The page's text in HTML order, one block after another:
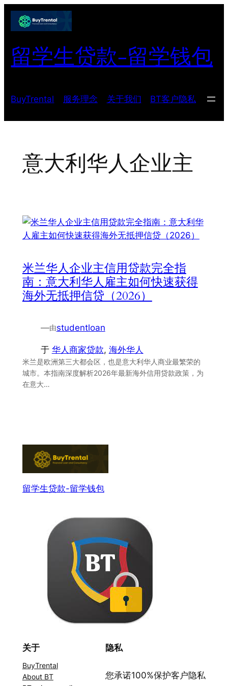
跳
留学生贷款-留学钱包
BuyTrental 服务理念 关于我们 BT客户隐私
意大利华人企业主
米兰华人企业主信用贷款完全指
南：意大利华人雇主如何快速获得
海外无抵押信贷（2026）
—由studentloan
于 华人商家贷款, 海外华人
米兰是欧洲第三大都会区，也是意大利华人商业最繁荣的
城市。本指南深度解析2026年最新海外信用贷款政策，为
在意大…
留学生贷款-留学钱包
关于
BuyTrental
About BT
隐私
您承诺100%保护客户隐私